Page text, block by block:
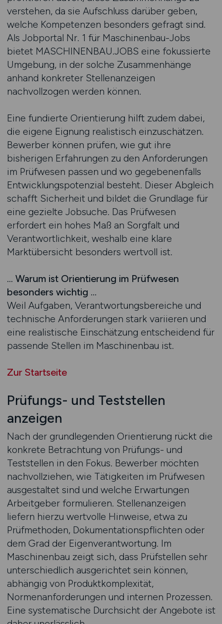
verstehen, da sie Aufschluss darüber geben,
welche Kompetenzen besonders gefragt sind.
Als Jobportal Nr. 1 für Maschinenbau-Jobs
bietet MASCHINENBAU.JOBS eine fokussierte
Umgebung, in der solche Zusammenhänge
anhand konkreter Stellenanzeigen
nachvollzogen werden können.
Eine fundierte Orientierung hilft zudem dabei,
die eigene Eignung realistisch einzuschätzen.
Bewerber können prüfen, wie gut ihre
bisherigen Erfahrungen zu den Anforderungen
im Prüfwesen passen und wo gegebenenfalls
Entwicklungspotenzial besteht. Dieser Abgleich
schafft Sicherheit und bildet die Grundlage für
eine gezielte Jobsuche. Das Prüfwesen
erfordert ein hohes Maß an Sorgfalt und
Verantwortlichkeit, weshalb eine klare
Marktübersicht besonders wertvoll ist.
… Warum ist Orientierung im Prüfwesen
besonders wichtig …
Weil Aufgaben, Verantwortungsbereiche und
technische Anforderungen stark variieren und
eine realistische Einschätzung entscheidend für
passende Stellen im Maschinenbau ist.
Zur Startseite
Prüfungs- und Teststellen
anzeigen
Nach der grundlegenden Orientierung rückt die
konkrete Betrachtung von Prüfungs- und
Teststellen in den Fokus. Bewerber möchten
nachvollziehen, wie Tätigkeiten im Prüfwesen
ausgestaltet sind und welche Erwartungen
Arbeitgeber formulieren. Stellenanzeigen
liefern hierzu wertvolle Hinweise, etwa zu
Prüfmethoden, Dokumentationspflichten oder
dem Grad der Eigenverantwortung. Im
Maschinenbau zeigt sich, dass Prüfstellen sehr
unterschiedlich ausgerichtet sein können,
abhängig von Produktkomplexität,
Normenanforderungen und internen Prozessen.
Eine systematische Durchsicht der Angebote ist